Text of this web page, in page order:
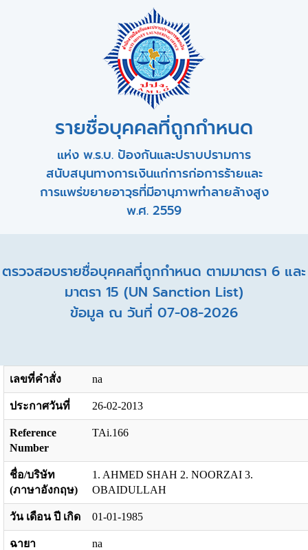
รายชื่อบุคคลที่ถูกกำหนด
แห่ง พ.ร.บ. ป้องกันและปราบปรามการ
สนับสนุนทางการเงินแก่การก่อการร้ายและ
การแพร่ขยายอาวุธที่มีอานุภาพทำลายล้างสูง
พ.ศ. 2559
ตรวจสอบรายชื่อบุคคลที่ถูกกำหนด ตามมาตรา 6 และ
มาตรา 15 (UN Sanction List)
ข้อมูล ณ วันที่ 07-08-2026
เลขที่คำสั่ง na
ประกาศวันที่ 26-02-2013
Reference
Number
TAi.166
ชื่อ/บริษัท
(ภาษาอังกฤษ)
1. AHMED SHAH 2. NOORZAI 3.
OBAIDULLAH
วัน เดือน ปี เกิด 01-01-1985
ฉายา na